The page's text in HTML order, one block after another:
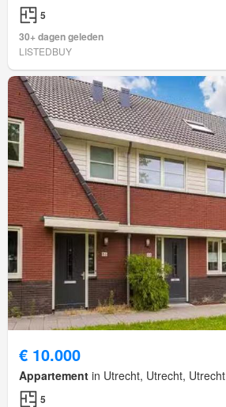
5
30+ dagen geleden
LISTEDBUY
€ 10.000
Appartement in Utrecht, Utrecht, Utrecht
5